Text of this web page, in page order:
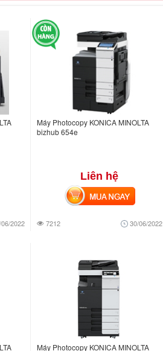
2022
Máy Photocopy KONICA MINOLTA
bizhub 654e
Liên hệ
7212 30/06/2022
MUA NGAY
Máy Photocopy KONICA MINOLTA